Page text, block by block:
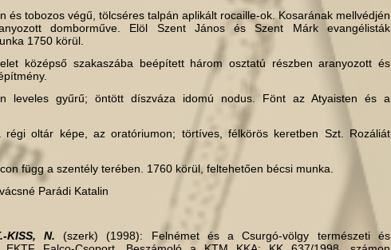
és tobozos végű, tölcséres talpán aplikált rocaille-ok. Kosarának mellvédjén
domborműve. Elöl Szent János és Szent Márk evangélisták
1750 körül.
középső szakaszába beépített három osztatú részben aranyozott és
leveles gyűrű; öntött díszváza idomú nodus. Fönt az Atyaisten és a
oltár képe, az oratóriumon; törtíves, félkörös keretben Szt. Rozáliát
függ a szentély terében. 1760 körül, feltehetően bécsi munka.
Parádi Katalin
KISS, N. (szerk) (1998): Felnémet és a Csurgó-völgy természeti és